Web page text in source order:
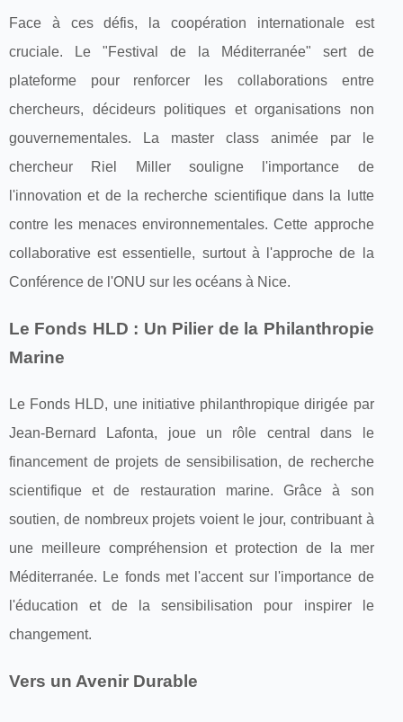
Face à ces défis, la coopération internationale est
cruciale. Le "Festival de la Méditerranée" sert de
plateforme pour renforcer les collaborations entre
chercheurs, décideurs politiques et organisations non
gouvernementales. La master class animée par le
chercheur Riel Miller souligne l'importance de
l'innovation et de la recherche scientifique dans la lutte
contre les menaces environnementales. Cette approche
collaborative est essentielle, surtout à l'approche de la
Conférence de l'ONU sur les océans à Nice.
Le Fonds HLD : Un Pilier de la Philanthropie
Marine
Le Fonds HLD, une initiative philanthropique dirigée par
Jean-Bernard Lafonta, joue un rôle central dans le
financement de projets de sensibilisation, de recherche
scientifique et de restauration marine. Grâce à son
soutien, de nombreux projets voient le jour, contribuant à
une meilleure compréhension et protection de la mer
Méditerranée. Le fonds met l'accent sur l'importance de
l'éducation et de la sensibilisation pour inspirer le
changement.
Vers un Avenir Durable